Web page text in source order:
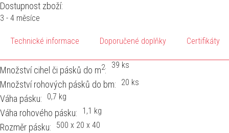
Dostupnost zboží:
3 - 4 měsíce
Technické informace Doporučené doplňky Certifikáty
Množství cihel či pásků do m2: 39 ks
Množství rohových pásků do bm: 20 ks
Váha pásku: 0,7 kg
Váha rohového pásku: 1,1 kg
Rozměr pásku: 500 x 20 x 40